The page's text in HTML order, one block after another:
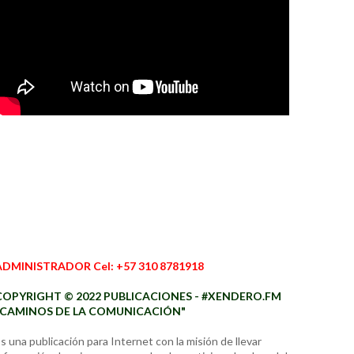
Cel: +57 310 8781918
© 2022 PUBLICACIONES - #XENDERO.FM
DE LA COMUNICACIÓN"
una publicación para Internet con la misión de llevar